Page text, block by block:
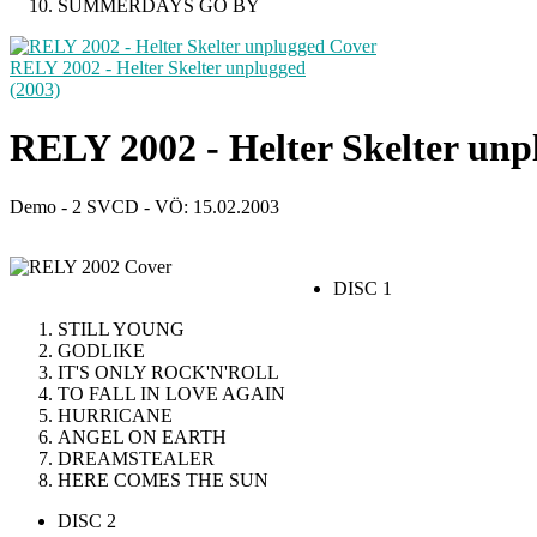
SUMMERDAYS GO BY
RELY 2002 - Helter Skelter unplugged
(2003)
RELY 2002 - Helter Skelter
Demo - 2 SVCD - VÖ: 15.02.2003
DISC 1
STILL YOUNG
GODLIKE
IT'S ONLY ROCK'N'ROLL
TO FALL IN LOVE AGAIN
HURRICANE
ANGEL ON EARTH
DREAMSTEALER
HERE COMES THE SUN
DISC 2